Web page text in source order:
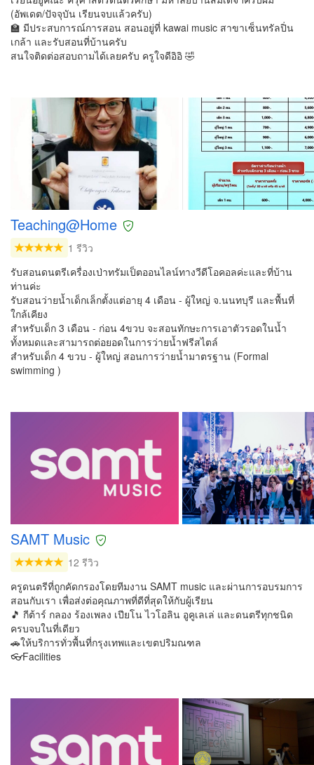
(อัพเดต/ปัจจุบัน เรียนจบแล้วครับ)
🏫 มีประสบการณ์การสอน สอนอยู่ที่ kawai music สาขาเซ็นทรัลปิ่น
เกล้า และรับสอนที่บ้านครับ
สนใจติดต่อสอบถามได้เลยครับ ครูใจดีอิอิ 🤣
Teaching@Home
1 รีวิว
รับสอนดนตรีเครื่องเป่าทรัมเป็ตออนไลน์ทางวีดีโอคอลค่ะและที่บ้าน
ท่านค่ะ
รับสอนว่ายน้ำเด็กเล็กตั้งแต่อายุ 4 เดือน - ผู้ใหญ่ จ.นนทบุรี และพื้นที่
ใกล้เคียง
สำหรับเด็ก 3 เดือน - ก่อน 4ขวบ จะสอนทักษะการเอาตัวรอดในน้ำ
ทั้งหมดและสามารถต่อยอดในการว่ายน้ำฟรีสไตล์
สำหรับเด็ก 4 ขวบ - ผู้ใหญ่ สอนการว่ายน้ำมาตรฐาน (Formal
swimming )
SAMT Music
12 รีวิว
ครูดนตรีที่ถูกคัดกรองโดยทีมงาน SAMT music และผ่านการอบรมการ
สอนกับเรา เพื่อส่งต่อคุณภาพที่ดีที่สุดให้กับผู้เรียน
🎵 กีต้าร์ กลอง ร้องเพลง เปียโน ไวโอลิน อูคูเลเล่ และดนตรีทุกชนิด
ครบจบในที่เดียว
🚗ให้บริการทั่วพื้นที่กรุงเทพและเขตปริมณฑล
👓Facilities